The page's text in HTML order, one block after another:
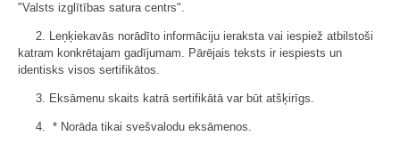
"Valsts izglītības satura centrs".
2. Leņķiekavās norādīto informāciju ieraksta vai iespiež atbilstoši
katram konkrētajam gadījumam. Pārējais teksts ir iespiests un
identisks visos sertifikātos.
3. Eksāmenu skaits katrā sertifikātā var būt atšķirīgs.
4. * Norāda tikai svešvalodu eksāmenos.